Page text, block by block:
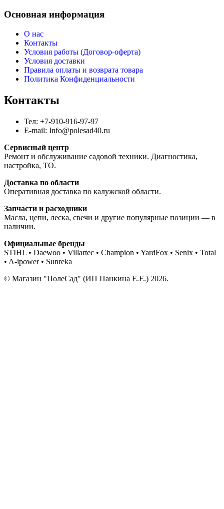
Основная информация
О нас
Контакты
Условия работы (Договор-оферта)
Условия доставки
Правила оплаты и возврата товара
Политика Конфиденциальности
Контакты
Тел: +7-910-916-97-97
E-mail: Info@polesad40.ru
Сервисный центр
Ремонт и обслуживание садовой техники. Диагностика,
настройка, ТО.
Доставка по области
Оперативная доставка по калужской области.
Запчасти и расходники
Масла, цепи, леска, свечи и другие популярные позиции — в
наличии.
Официальные бренды
STIHL • Daewoo • Villartec • Champion • YardFox • Senix • Total
• A-ipower • Sunreka
© Магазин "ПолеСад" (ИП Панкина Е.Е.) 2026.